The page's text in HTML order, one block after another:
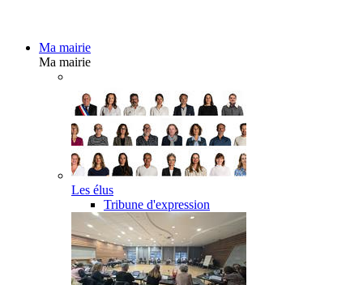
Ma mairie
Ma mairie
Les élus
Tribune d'expression